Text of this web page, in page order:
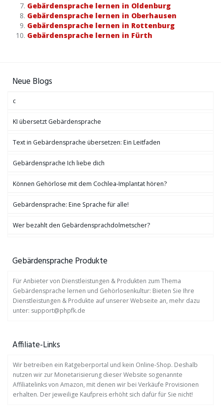
Gebärdensprache lernen in Oldenburg
Gebärdensprache lernen in Oberhausen
Gebärdensprache lernen in Rottenburg
Gebärdensprache lernen in Fürth
Neue Blogs
c
KI übersetzt Gebärdensprache
Text in Gebärdensprache übersetzen: Ein Leitfaden
Gebärdensprache Ich liebe dich
Können Gehörlose mit dem Cochlea-Implantat hören?
Gebärdensprache: Eine Sprache für alle!
Wer bezahlt den Gebärdensprachdolmetscher?
Gebärdensprache Produkte
Für Anbieter von Dienstleistungen & Produkten zum Thema
Gebärdensprache lernen und Gehörlosenkultur: Bieten Sie Ihre
Dienstleistungen & Produkte auf unserer Webseite an, mehr dazu
unter: support@phpfk.de
Affiliate-Links
Wir betreiben ein Ratgeberportal und kein Online-Shop. Deshalb
nutzen wir zur Monetarisierung dieser Website sogenannte
Affiliatelinks von Amazon, mit denen wir bei Verkäufe Provisionen
erhalten. Der jeweilige Kaufpreis erhöht sich dafür für Sie nicht!